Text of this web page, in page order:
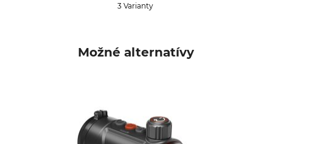
3 Varianty
Možné alternatívy